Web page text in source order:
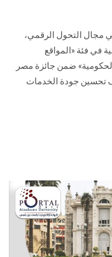
في مجال التحول الرقمي،
إلكترونية في فئة «المواقع
الحكومية» ضمن جائزة مصر
تحسين جودة الخدمات